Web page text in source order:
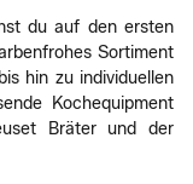
du auf den ersten
Sortiment
hin zu individuellen
Kochequipment
Bräter und der